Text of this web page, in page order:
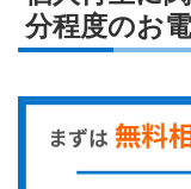
分程度のお